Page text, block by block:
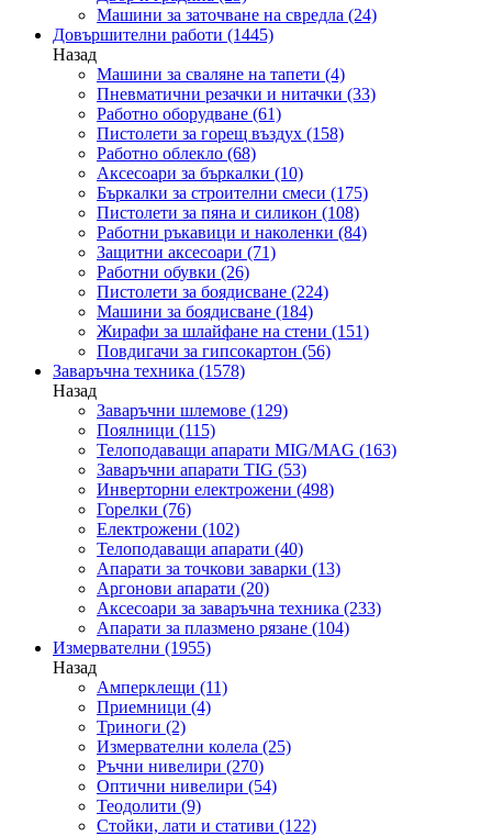
Машини за заточване на свредла (24)
Довършителни работи (1445)
Назад
Машини за сваляне на тапети (4)
Пневматични резачки и нитачки (33)
Работно оборудване (61)
Пистолети за горещ въздух (158)
Работно облекло (68)
Аксесоари за бъркалки (10)
Бъркалки за строителни смеси (175)
Пистолети за пяна и силикон (108)
Работни ръкавици и наколенки (84)
Защитни аксесоари (71)
Работни обувки (26)
Пистолети за боядисване (224)
Машини за боядисване (184)
Жирафи за шлайфане на стени (151)
Повдигачи за гипсокартон (56)
Заваръчна техника (1578)
Назад
Заваръчни шлемове (129)
Поялници (115)
Телоподаващи апарати MIG/MAG (163)
Заваръчни апарати TIG (53)
Инверторни електрожени (498)
Горелки (76)
Електрожени (102)
Телоподаващи апарати (40)
Апарати за точкови заварки (13)
Аргонови апарати (20)
Аксесоари за заваръчна техника (233)
Апарати за плазмено рязане (104)
Измервателни (1955)
Назад
Амперклещи (11)
Приемници (4)
Триноги (2)
Измервателни колела (25)
Ръчни нивелири (270)
Оптични нивелири (54)
Теодолити (9)
Стойки, лати и стативи (122)